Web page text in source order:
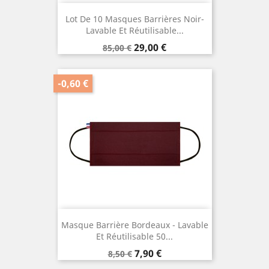
Lot De 10 Masques Barrières Noir-
Lavable Et Réutilisable...
Prix
de
base
85,00 € Prix
29,00 €
Masque Barrière Bordeaux - Lavable
Et Réutilisable 50...
Prix
de
8,50 €
-0,60 €
Prix
7,90 €